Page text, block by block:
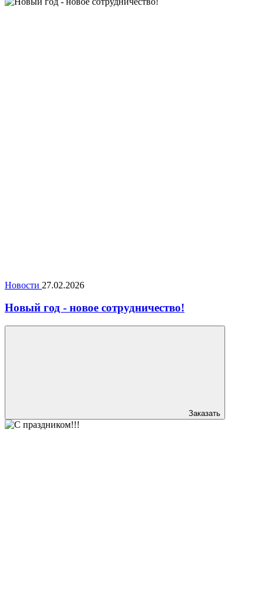
Новости 27.02.2026
Новый год - новое сотрудничество!
Заказать